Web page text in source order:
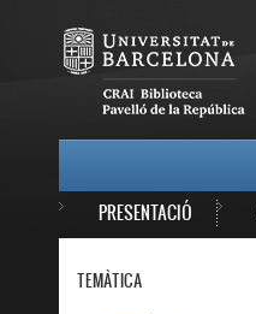
PRESENTACIÓ
TEMÀTICA